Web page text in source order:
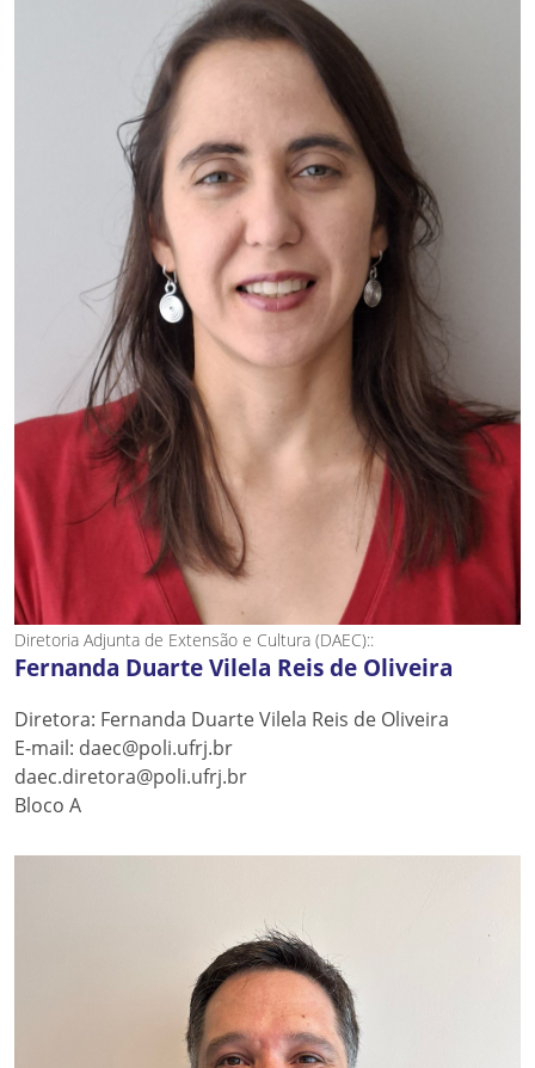
Diretoria Adjunta de Extensão e Cultura (DAEC)::
Fernanda Duarte Vilela Reis de Oliveira
Diretora: Fernanda Duarte Vilela Reis de Oliveira
E-mail: daec@poli.ufrj.br
daec.diretora@poli.ufrj.br
Bloco A